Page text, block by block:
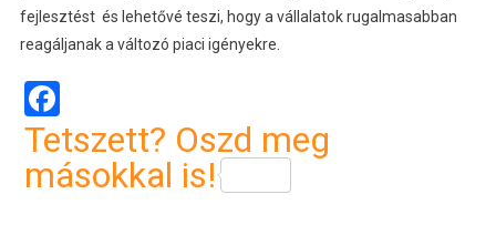
fejlesztést és lehetővé teszi, hogy a vállalatok rugalmasabban
reagáljanak a változó piaci igényekre.
Facebook
Tetszett? Oszd meg
másokkal is!